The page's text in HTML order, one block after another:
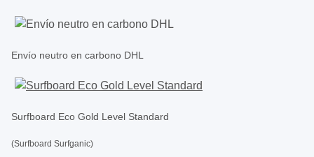
Envío neutro en carbono DHL
Surfboard Eco Gold Level Standard
(Surfboard Surfganic)